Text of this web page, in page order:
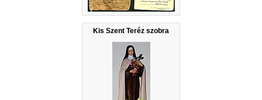
Kis Szent Teréz szobra